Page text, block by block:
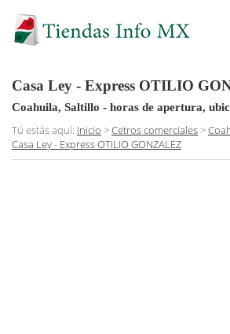
Casa Ley - Express OTILIO
Coahuila, Saltillo - horas de apertura,
Tú estás aquí: Inicio >Cetros comerciales>
Casa Ley - Express OTILIO GONZALEZ